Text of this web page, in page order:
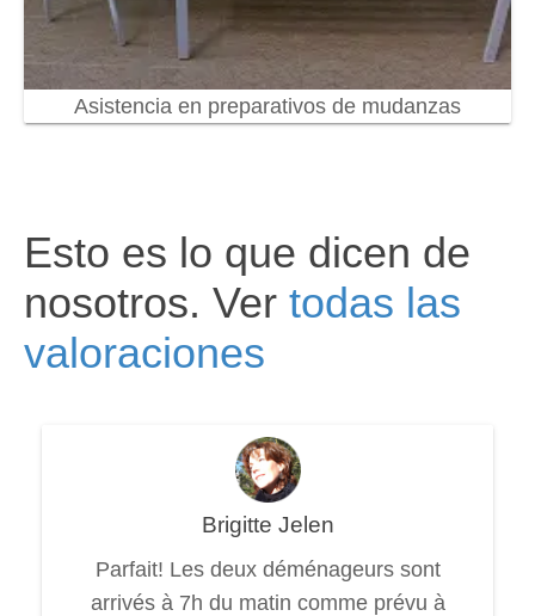
Asistencia en preparativos de mudanzas
Esto es lo que dicen de
nosotros. Ver todas las
valoraciones
Brigitte Jelen
Parfait! Les deux déménageurs sont
arrivés à 7h du matin comme prévu à